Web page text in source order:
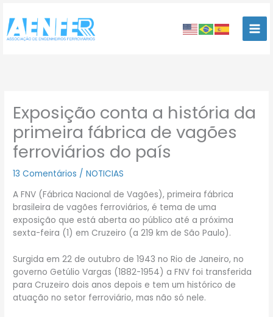
para
conteúdo
Exposição conta a história da
primeira fábrica de vagões
ferroviários do país
13 Comentários /NOTICIAS
A FNV (Fábrica Nacional de Vagões), primeira fábrica
brasileira de vagões ferroviários, é tema de uma
exposição que está aberta ao público até a próxima
sexta-feira (1) em Cruzeiro (a 219 km de São Paulo).
Surgida em 22 de outubro de 1943 no Rio de Janeiro, no
governo Getúlio Vargas (1882-1954) a FNV foi transferida
para Cruzeiro dois anos depois e tem um histórico de
atuação no setor ferroviário, mas não só nele.